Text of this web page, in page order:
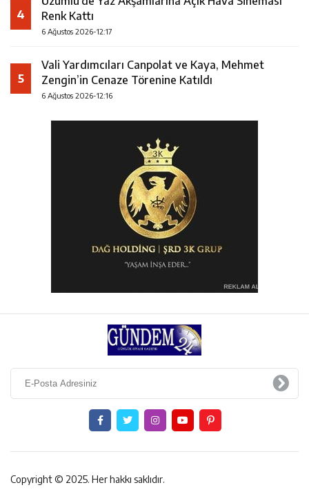
4
Renk Kattı
6 Ağustos 2026-12:17
5
Vali Yardımcıları Canpolat ve Kaya, Mehmet
Zengin’in Cenaze Törenine Katıldı
6 Ağustos 2026-12:16
Copyright © 2025. Her hakkı saklıdır.